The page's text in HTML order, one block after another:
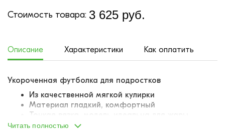
Стоимость товара: 3 625 руб.
Описание Характеристики Как оплатить
Укороченная футболка для подростков
Из качественной мягкой кулирки
Материал гладкий, комфортный
Тонкая вязка, модель идеальна для жары
Меланжированные расцветки
Читать полностью